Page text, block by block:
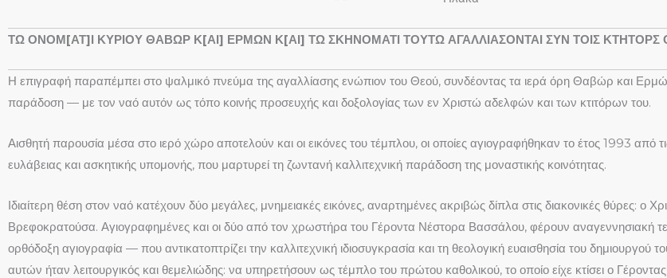
ΤΩ ΟΝΟΜ[ΑΤ]Ι ΚΥΡΙΟΥ ΘΑΒΩΡ Κ[ΑΙ] ΕΡΜΩΝ Κ[ΑΙ] ΤΩ ΣΚΗΝΟΜΑΤΙ ΤΟΥΤΩ ΑΓΑΛΛΙΑΣΟΝΤΑΙ ΣΥΝ ΤΟΙΣ ΚΤΗΤΟΡΣ
Η επιγραφή παραπέμπει στο ψαλμικό πνεύμα της αγαλλίασης ενώπιον του Θεού, συνδέοντας τα ιερά όρη Θαβώρ και
παράδοση — με τον ναό αυτόν ως τόπο κοινής προσευχής και δοξολογίας των εν Χριστώ αδελφών και των κτιτόρων του.
Αισθητή παρουσία μέσα στο ιερό χώρο αποτελούν και οι εικόνες του τέμπλου, οι οποίες αγιογραφήθηκαν το έτος 1993 από
ευλάβειας και ασκητικής υπομονής, που μαρτυρεί τη ζωντανή καλλιτεχνική παράδοση της μοναστικής κοινότητας.
Ιδιαίτερη θέση στον ναό κατέχουν δύο μεγάλες, μνημειακές εικόνες, αναρτημένες ακριβώς δίπλα στις διακονικές θύρες: ο
Βρεφοκρατούσα. Αγιογραφημένες και οι δύο από τον χρωστήρα του Γέροντα Νέστορα Βασσάλου, φέρουν αναγεννησιακή
ορθόδοξη αγιογραφία — που αντικατοπτρίζει την καλλιτεχνική ιδιοσυγκρασία και τη θεολογική ευαισθησία του
αυτών ήταν λειτουργικός και θεμελιώδης: να υπηρετήσουν ως τέμπλο του πρώτου καθολικού, το οποίο είχε κτίσει ο